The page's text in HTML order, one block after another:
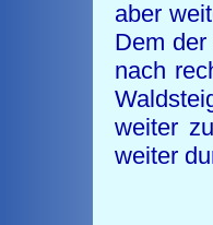
aber
Dem
nach
weiter
weiter